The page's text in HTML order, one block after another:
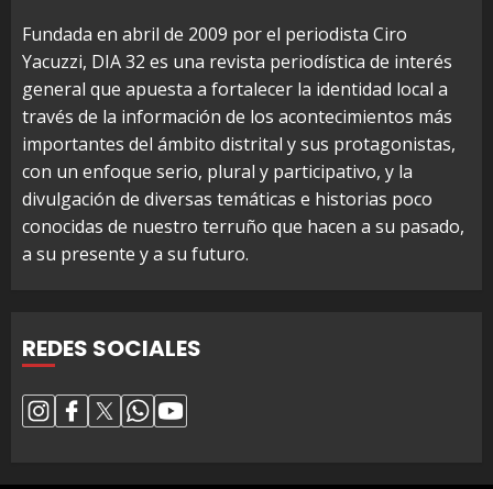
Fundada en abril de 2009 por el periodista Ciro
Yacuzzi, DIA 32 es una revista periodística de interés
general que apuesta a fortalecer la identidad local a
través de la información de los acontecimientos más
importantes del ámbito distrital y sus protagonistas,
con un enfoque serio, plural y participativo, y la
divulgación de diversas temáticas e historias poco
conocidas de nuestro terruño que hacen a su pasado,
a su presente y a su futuro.
REDES SOCIALES